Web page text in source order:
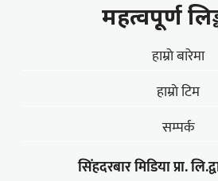
महत्वपूर्ण
हाम्राे बारेमा
हाम्राे टिम
सम्पर्क
सिंहदरबार मिडिया प्रा.